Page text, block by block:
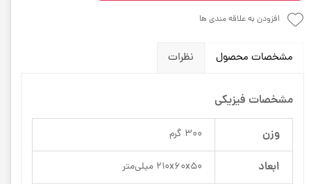
افزودن به علاقه مندی ها
مشخصات محصول نظرات
مشخصات فیزیکی
وزن 300 گرم
ابعاد 210x60x50 میلی‌متر